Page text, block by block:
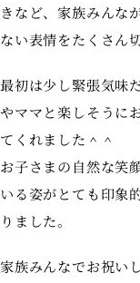
きなど、家族みんな
ない表情をたくさん
最初は少し緊張気味
やママと楽しそうに
てくれました＾＾
お子さまの自然な笑
いる姿がとても印象
りました。
家族みんなでお祝い